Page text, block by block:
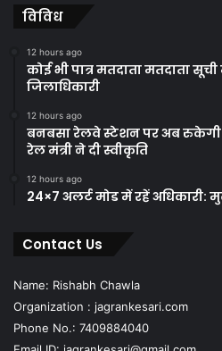
विविध
12 hours ago
कोई भी पात्र मतदाता मतदाता
जिलाधिकारी
12 hours ago
बनबसा रेलवे स्टेशन पर अब
रेल मंत्री ने दी स्वीकृति
12 hours ago
24×7 अलर्ट मोड में रहें अधिकारी:
Contact Us
Name: Rishabh Chawla
Organization : jagrankesari.com
Phone No.: 7409884040